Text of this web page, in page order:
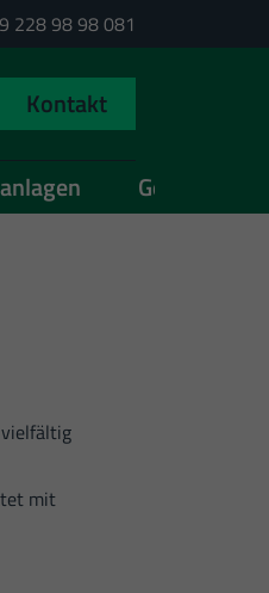
228 98 98 081
Kontakt
Gebraucht
mit